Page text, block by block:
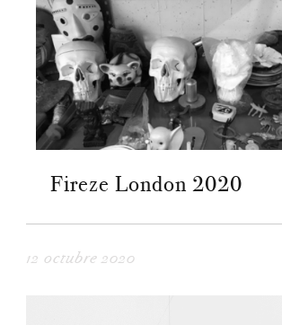
Fireze London 2020
12 octubre 2020